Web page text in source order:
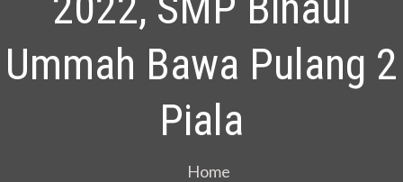
dan Pemberdayaan
Ekonomi Kerakyatan
Ummah Bawa Pulang 2
Piala
Home